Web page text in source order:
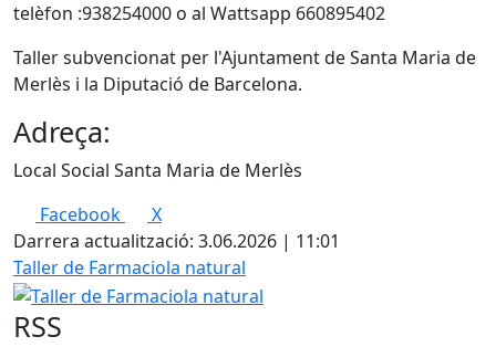
telèfon :938254000 o al Wattsapp 660895402
Taller subvencionat per l'Ajuntament de Santa Maria de
Merlès i la Diputació de Barcelona.
Adreça:
Local Social Santa Maria de Merlès
Facebook
X
Darrera actualització: 3.06.2026 | 11:01
Taller de Farmaciola natural
RSS